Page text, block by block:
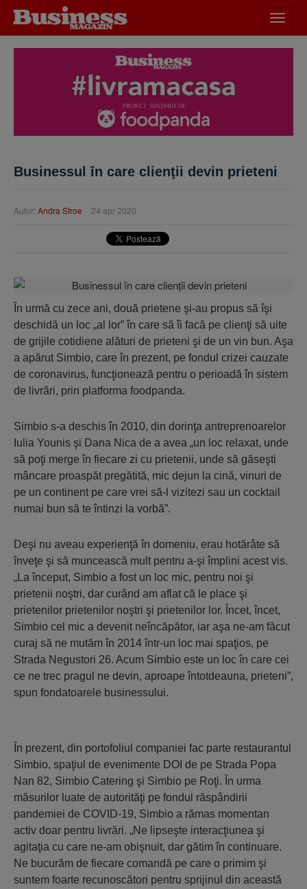
meniu
Businessul în care clienţii devin prieteni
Autor: Andra Stroe 24 apr 2020
În urmă cu zece ani, două prietene şi-au propus să îşi
deschidă un loc „al lor” în care să îi facă pe clienţi să uite
de grijile cotidiene alături de prieteni şi de un vin bun. Aşa
a apărut Simbio, care în prezent, pe fondul crizei cauzate
de coronavirus, funcţionează pentru o perioadă în sistem
de livrări, prin platforma foodpanda.
Simbio s-a deschis în 2010, din dorinţa antreprenoarelor
Iulia Younis şi Dana Nica de a avea „un loc relaxat, unde
să poţi merge în fiecare zi cu prietenii, unde să găseşti
mâncare proaspăt pregătită, mic dejun la cină, vinuri de
pe un continent pe care vrei să-l vizitezi sau un cocktail
numai bun să te întinzi la vorbă”.
Deşi nu aveau experienţă în domeniu, erau hotărâte să
înveţe şi să muncească mult pentru a-şi împlini acest vis.
„La început, Simbio a fost un loc mic, pentru noi şi
prietenii noştri, dar curând am aflat că le place şi
prietenilor prietenilor noştri şi prietenilor lor. Încet, încet,
Simbio cel mic a devenit neîncăpător, iar aşa ne-am făcut
curaj să ne mutăm în 2014 într-un loc mai spaţios, pe
Strada Negustori 26. Acum Simbio este un loc în care cei
ce ne trec pragul ne devin, aproape întotdeauna, prieteni”,
spun fondatoarele businessului.
În prezent, din portofoliul companiei fac parte restaurantul
Simbio, spaţiul de evenimente DOI de pe Strada Popa
Nan 82, Simbio Catering şi Simbio pe Roţi. În urma
măsurilor luate de autorităţi pe fondul răspândirii
pandemiei de COVID-19, Simbio a rămas momentan
activ doar pentru livrări. „Ne lipseşte interacţiunea şi
agitaţia cu care ne-am obişnuit, dar gătim în continuare.
Ne bucurăm de fiecare comandă pe care o primim şi
suntem foarte recunoscători pentru sprijinul din această